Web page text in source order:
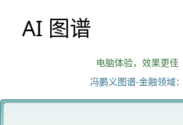
AI 图谱
电脑体验，效果更佳
冯鹏义图谱-金融领域：